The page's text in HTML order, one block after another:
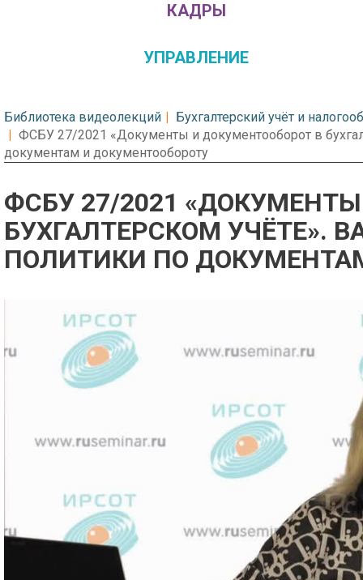
КАДРЫ
УПРАВЛЕНИЕ
Библиотека видеолекций
Бухгалтерский учёт и
ФСБУ 27/2021 «Документы и документооборот в
документам и документообороту
ФСБУ 27/2021
БУХГАЛТЕРСКОМ УЧЁТЕ».
ПОЛИТИКИ ПО
Предварительный просмотр.